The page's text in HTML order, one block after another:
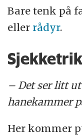
Bare tenk på
eller rådyr.
– Det ser litt
hanekammer
Her kommer